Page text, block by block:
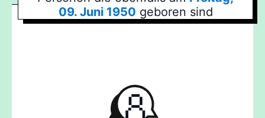
09. Juni 1950 geboren sind